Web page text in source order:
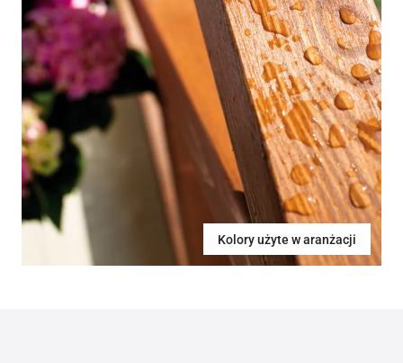
Kolory użyte w aranżacji